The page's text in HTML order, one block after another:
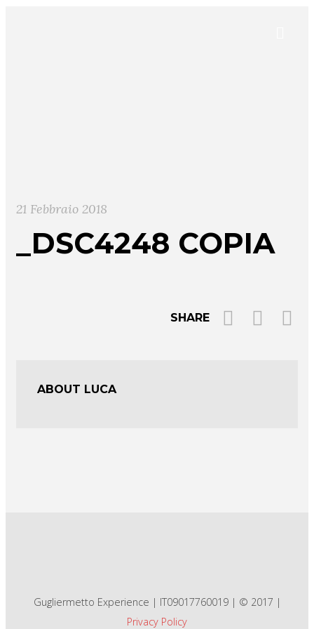
21 Febbraio 2018
_DSC4248 COPIA
SHARE
ABOUT LUCA
Gugliermetto Experience | IT09017760019 | © 2017 |
Privacy Policy